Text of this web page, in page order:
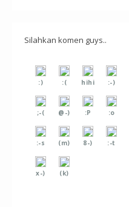
Silahkan komen guys..
:) :( hihi :-)
;-( @-) :P :o
:-s (m) 8-) :-t
x-) (k)